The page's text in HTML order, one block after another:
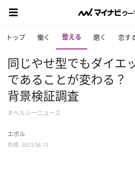
トップ 働く 整える 磨く 恋す
同じやせ型でもダイエ
であることが変わる
背景検証調査
＃ヘルシーニュース
エボル
作成: 2023.06.13